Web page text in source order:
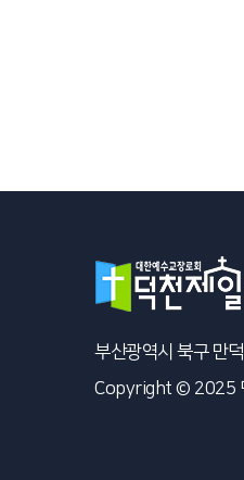
부산광역시 북구 만
Copyright © 2025